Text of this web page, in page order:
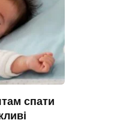
спати